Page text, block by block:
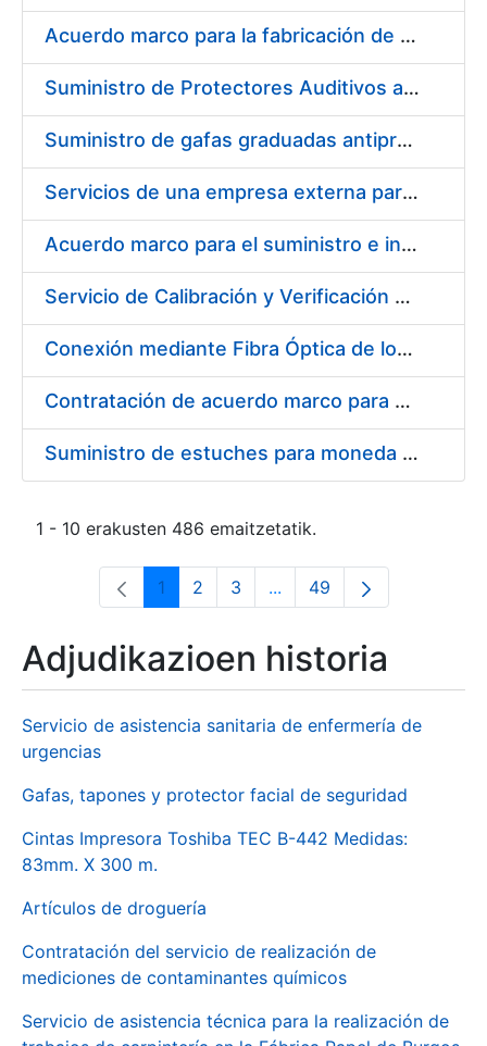
Erakutsi/Ezkutatu
Acuerdo marco para la fabricación de piezas
Suministro de Protectores Auditivos a medida para las personas trabajadoras de los Centros de Trabajo de Madrid y Burgos
Suministro de gafas graduadas antiproyecciones para los trabajadores de la FNMT-RCM en los centros de trabajo de Madrid y Burgos
Servicios de una empresa externa para el asesoramiento y resolución de los recursos de alzada que se presentan relacionados con procesos de selección para la FNMT-RCM
Acuerdo marco para el suministro e instalación de persianas, estores y otros complementos
Servicio de Calibración y Verificación Externa de los Equipos de Medición del Servicio de Prevención de la FNMT-RCM
Conexión mediante Fibra Óptica de los Centros de Proceso de Datos (CPDs) de las sedes de la FNMT-RCM de Burgos y Madrid
Contratación de acuerdo marco para el Suministro de Material de Electricidad para la Fábrica Nacional de Moneda y Timbre-Real Casa de la Moneda en su centro de trabajo de Burgos
Suministro de estuches para moneda de 30 €
1 - 10 erakusten 486 emaitzetatik.
Orrialdea
1 Orrialdea
2 Orrialdea
3 ...Intermediate Pages Use
Orrialdea
49
Adjudikazioen historia
Servicio de asistencia sanitaria de enfermería de
urgencias
Gafas, tapones y protector facial de seguridad
Cintas Impresora Toshiba TEC B-442 Medidas:
83mm. X 300 m.
Artículos de droguería
Contratación del servicio de realización de
mediciones de contaminantes químicos
Servicio de asistencia técnica para la realización de